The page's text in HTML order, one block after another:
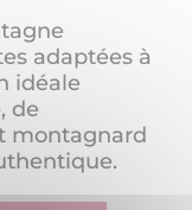
adaptées à
idéale
de
montagnard